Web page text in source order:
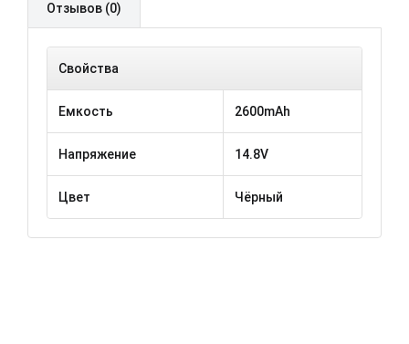
Отзывов (0)
Свойства
Емкость 2600mAh
Напряжение 14.8V
Цвет Чёрный